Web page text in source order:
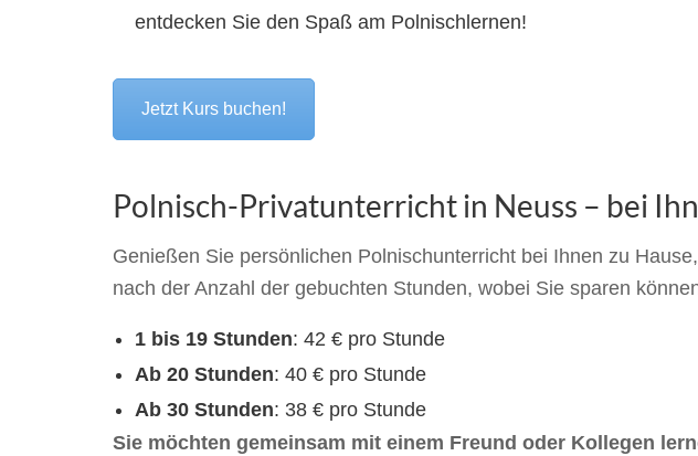
entdecken Sie den Spaß am Polnischlernen!
Jetzt Kurs buchen!
Polnisch-Privatunterricht in Neuss – bei
Genießen Sie persönlichen Polnischunterricht bei Ihnen zu
nach der Anzahl der gebuchten Stunden, wobei Sie sparen
1 bis 19 Stunden: 42 € pro Stunde
Ab 20 Stunden: 40 € pro Stunde
Ab 30 Stunden: 38 € pro Stunde
Sie möchten gemeinsam mit einem Freund oder Kollegen